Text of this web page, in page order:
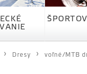
Dresy voľné/MTB